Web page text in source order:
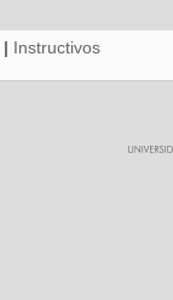
| Instructivos